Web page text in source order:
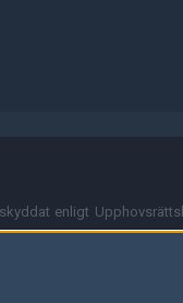
enligt
enskild skribent och
frågor rörande sajten kan